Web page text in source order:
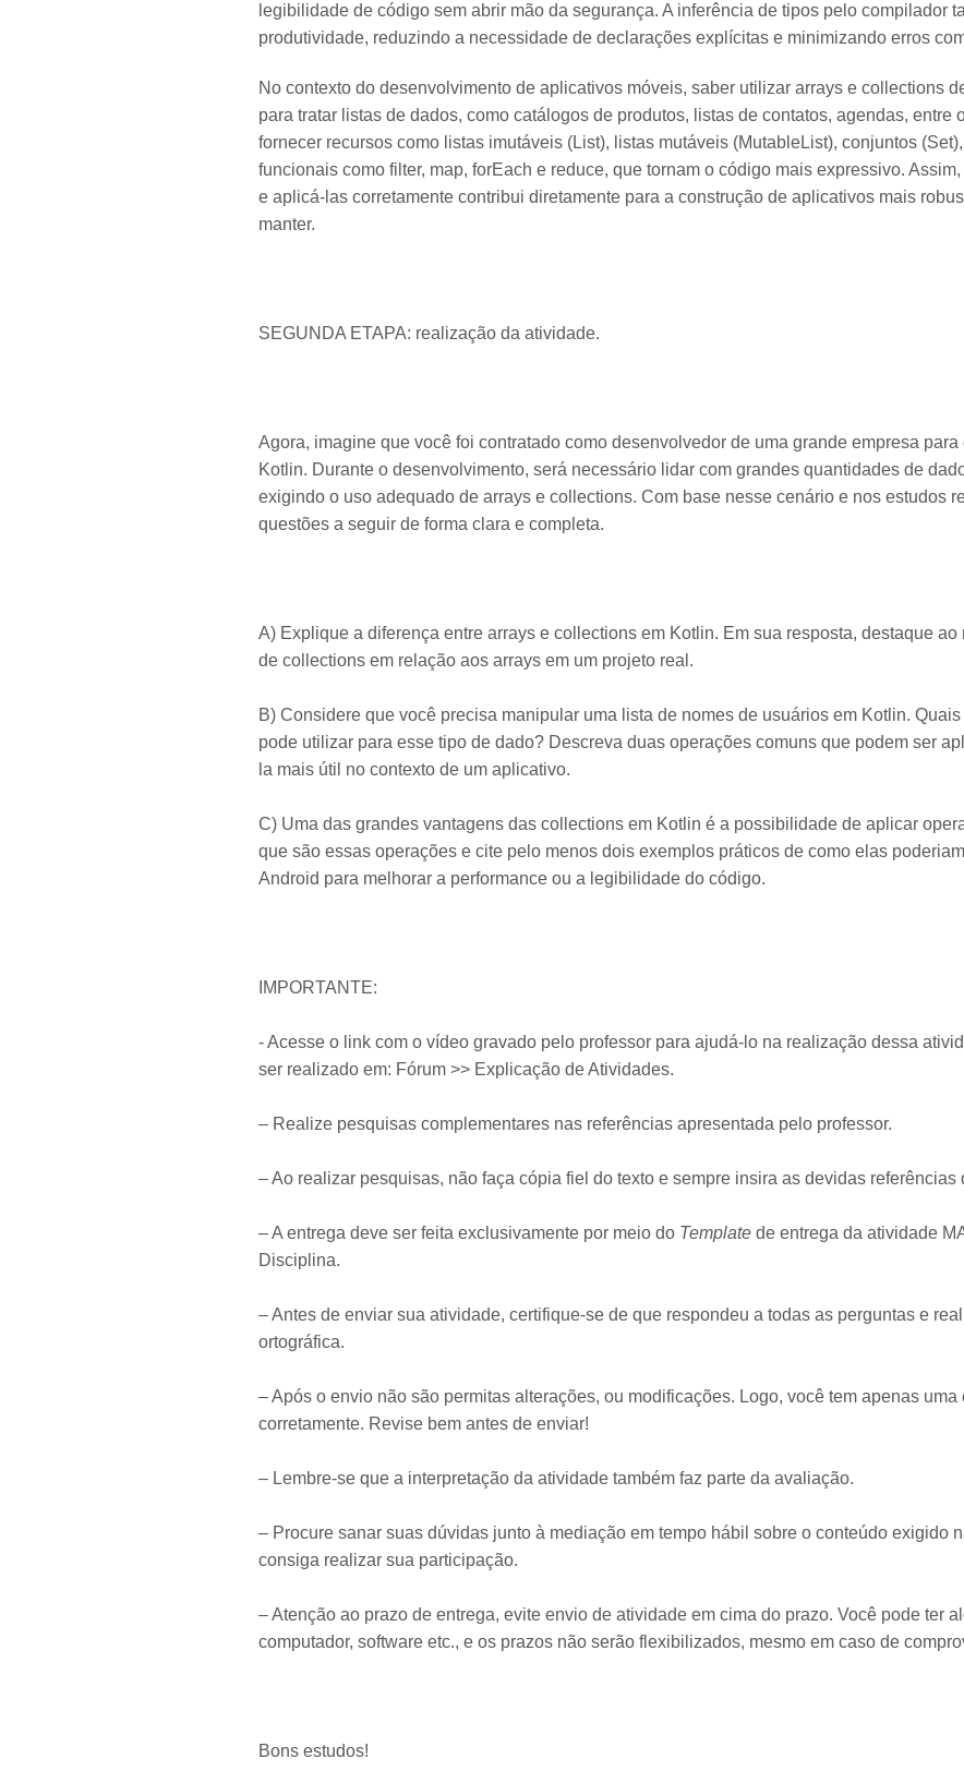
legibilidade de código sem abrir mão da segurança. A inferência de tipos pelo compilador
produtividade, reduzindo a necessidade de declarações explícitas e minimizando erros
No contexto do desenvolvimento de aplicativos móveis, saber utilizar arrays e collections
para tratar listas de dados, como catálogos de produtos, listas de contatos, agendas, entre
fornecer recursos como listas imutáveis (List), listas mutáveis (MutableList), conjuntos
funcionais como filter, map, forEach e reduce, que tornam o código mais expressivo.
e aplicá-las corretamente contribui diretamente para a construção de aplicativos mais
manter.
​SEGUNDA ETAPA: realização da atividade.
Agora, imagine que você foi contratado como desenvolvedor de uma grande empresa
Kotlin. Durante o desenvolvimento, será necessário lidar com grandes quantidades de
exigindo o uso adequado de arrays e collections. Com base nesse cenário e nos estudos
questões a seguir de forma clara e completa.
​A) Explique a diferença entre arrays e collections em Kotlin. Em sua resposta, destaque
de collections em relação aos arrays em um projeto real.
B) Considere que você precisa manipular uma lista de nomes de usuários em Kotlin.
pode utilizar para esse tipo de dado? Descreva duas operações comuns que podem ser
la mais útil no contexto de um aplicativo.
C) Uma das grandes vantagens das collections em Kotlin é a possibilidade de aplicar
que são essas operações e cite pelo menos dois exemplos práticos de como elas
Android para melhorar a performance ou a legibilidade do código.
IMPORTANTE:
​- Acesse o link com o vídeo gravado pelo professor para ajudá-lo na realização dessa
ser realizado em: Fórum >> Explicação de Atividades.
– Realize pesquisas complementares nas referências apresentada pelo professor.
– Ao realizar pesquisas, não faça cópia fiel do texto e sempre insira as devidas referências
– A entrega deve ser feita exclusivamente por meio do Template de entrega da atividade
Disciplina.
– Antes de enviar sua atividade, certifique-se de que respondeu a todas as perguntas e
ortográfica.
– Após o envio não são permitas alterações, ou modificações. Logo, você tem apenas
corretamente. Revise bem antes de enviar!
– Lembre-se que a interpretação da atividade também faz parte da avaliação.
– Procure sanar suas dúvidas junto à mediação em tempo hábil sobre o conteúdo exigido
consiga realizar sua participação.
– Atenção ao prazo de entrega, evite envio de atividade em cima do prazo. Você pode ter
computador, software etc., e os prazos não serão flexibilizados, mesmo em caso de
Bons estudos!